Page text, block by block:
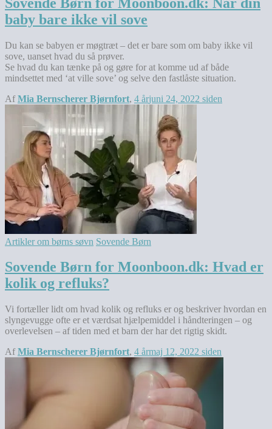
baby bare ikke vil sove
Du kan se babyen er møgtræt – det er bare som om baby ikke vil
sove, uanset hvad du så prøver.
Se hvad du kan tænke på og gøre for at komme ud af både
mindsettet med ‘at ville sove’ og selve den fastlåste situation.
AfMia Bernscherer Bjørnfort, 4 årjuni 24, 2022 siden
Artikler om børns søvn Sovende Børn
Sovende Børn for Moonboon.dk: Hvad er
kolik og refluks?
Vi fortæller lidt om hvad kolik og refluks er og beskriver hvordan en
slyngevugge ofte er et værdsat hjælpemiddel i håndteringen – og
overlevelsen – af tiden med et barn der har det rigtig skidt.
AfMia Bernscherer Bjørnfort, 4 årmaj 12, 2022 siden